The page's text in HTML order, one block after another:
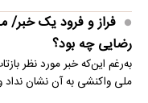
فراز و فرود یک خبر/
رضایی چه بود؟
به‌رغم این‌که خبر مورد نظر
ملی واکنشی به آن نشان نداد